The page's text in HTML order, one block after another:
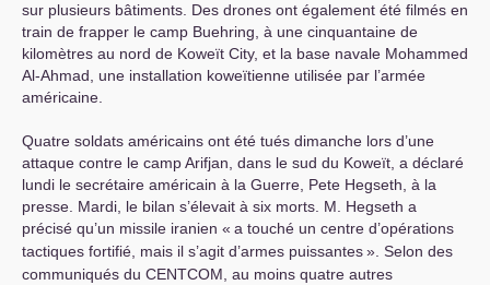
sur plusieurs bâtiments. Des drones ont également été filmés en
train de frapper le camp Buehring, à une cinquantaine de
kilomètres au nord de Koweït City, et la base navale Mohammed
Al-Ahmad, une installation koweïtienne utilisée par l’armée
américaine.
Quatre soldats américains ont été tués dimanche lors d’une
attaque contre le camp Arifjan, dans le sud du Koweït, a déclaré
lundi le secrétaire américain à la Guerre, Pete Hegseth, à la
presse. Mardi, le bilan s’élevait à six morts. M. Hegseth a
précisé qu’un missile iranien « a touché un centre d’opérations
tactiques fortifié, mais il s’agit d’armes puissantes». Selon des
communiqués du CENTCOM, au moins quatre autres